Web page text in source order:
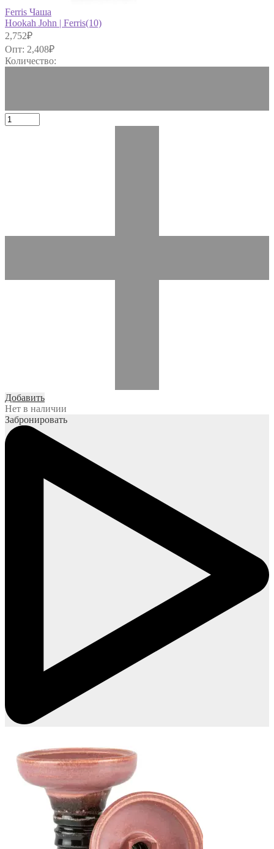
Ferris Чаша
Hookah John | Ferris(10)
2,752₽
Опт: 2,408₽
Количество:
Добавить
Нет в наличии
Забронировать